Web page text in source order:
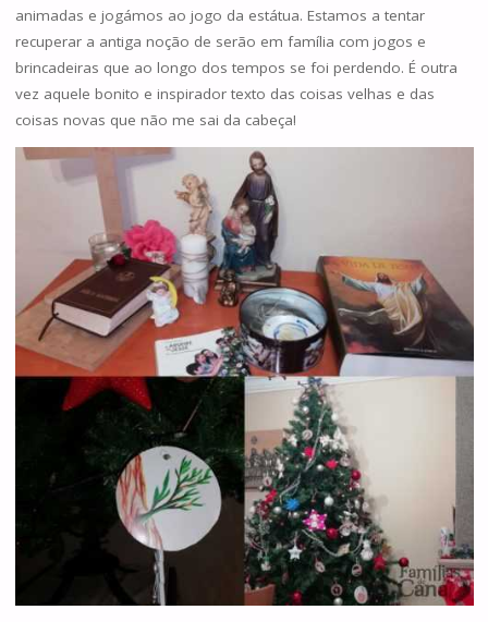
animadas e jogámos ao jogo da estátua. Estamos a tentar
recuperar a antiga noção de serão em família com jogos e
brincadeiras que ao longo dos tempos se foi perdendo. É outra
vez aquele bonito e inspirador texto das coisas velhas e das
coisas novas que não me sai da cabeça!